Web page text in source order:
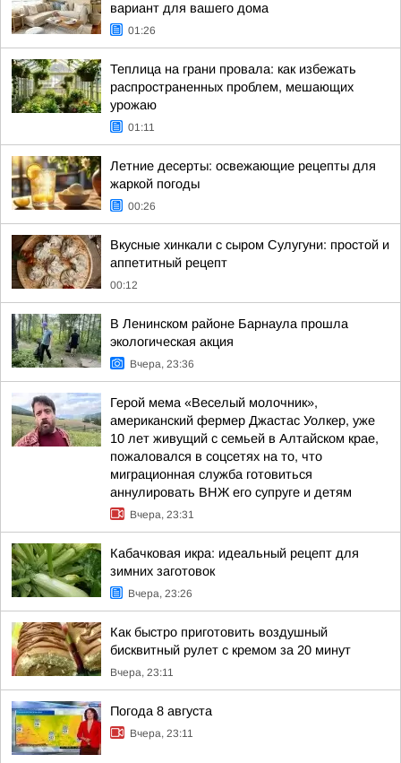
вариант для вашего дома
01:26
Теплица на грани провала: как избежать
распространенных проблем, мешающих
урожаю
01:11
Летние десерты: освежающие рецепты для
жаркой погоды
00:26
Вкусные хинкали с сыром Сулугуни: простой и
аппетитный рецепт
00:12
В Ленинском районе Барнаула прошла
экологическая акция
Вчера, 23:36
Герой мема «Веселый молочник»,
американский фермер Джастас Уолкер, уже
10 лет живущий с семьей в Алтайском крае,
пожаловался в соцсетях на то, что
миграционная служба готовиться
аннулировать ВНЖ его супруге и детям
Вчера, 23:31
Кабачковая икра: идеальный рецепт для
зимних заготовок
Вчера, 23:26
Как быстро приготовить воздушный
бисквитный рулет с кремом за 20 минут
Вчера, 23:11
Погода 8 августа
Вчера, 23:11